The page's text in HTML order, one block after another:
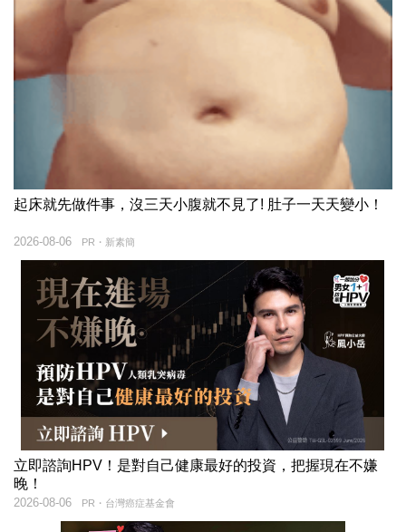
起床就先做件事，沒三天小腹就不見了! 肚子一天天變小！
PR・新素簡
2026-08-06
立即諮詢HPV！是對自己健康最好的投資，把握現在不嫌
晚！
PR・台灣癌症基金會
2026-08-06